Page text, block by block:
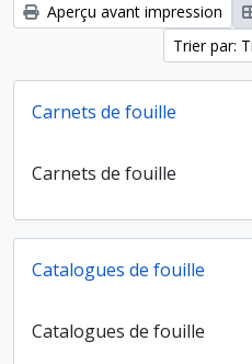
Aperçu avant impression
Trier par:
Carnets de fouille
Carnets de fouille
Catalogues de fouille
Catalogues de fouille